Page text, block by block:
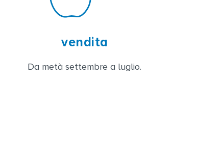
vendita
Da metà settembre a luglio.